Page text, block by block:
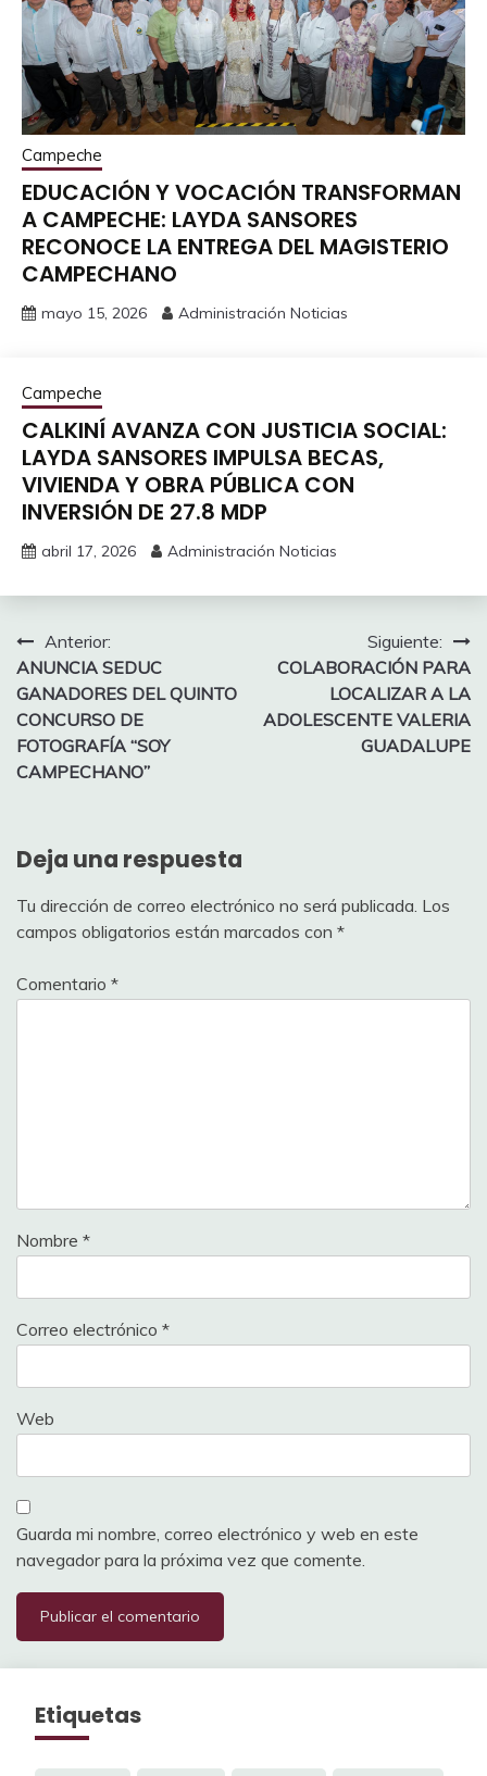
Campeche
EDUCACIÓN Y VOCACIÓN TRANSFORMAN
A CAMPECHE: LAYDA SANSORES
RECONOCE LA ENTREGA DEL MAGISTERIO
CAMPECHANO
mayo 15, 2026 Administración Noticias
Campeche
CALKINÍ AVANZA CON JUSTICIA SOCIAL:
LAYDA SANSORES IMPULSA BECAS,
VIVIENDA Y OBRA PÚBLICA CON
INVERSIÓN DE 27.8 MDP
abril 17, 2026 Administración Noticias
Navegación
de
entradas
Anterior:
ANUNCIA SEDUC
GANADORES DEL QUINTO
CONCURSO DE
FOTOGRAFÍA “SOY
CAMPECHANO”
Siguiente:
COLABORACIÓN PARA
LOCALIZAR A LA
ADOLESCENTE VALERIA
GUADALUPE
Deja una respuesta
Tu dirección de correo electrónico no será publicada. Los
campos obligatorios están marcados con *
Comentario *
Nombre *
Correo electrónico *
Web
Guarda mi nombre, correo electrónico y web en este
navegador para la próxima vez que comente.
Etiquetas